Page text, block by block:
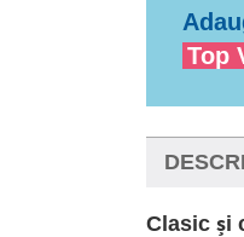
Top
Clasic și